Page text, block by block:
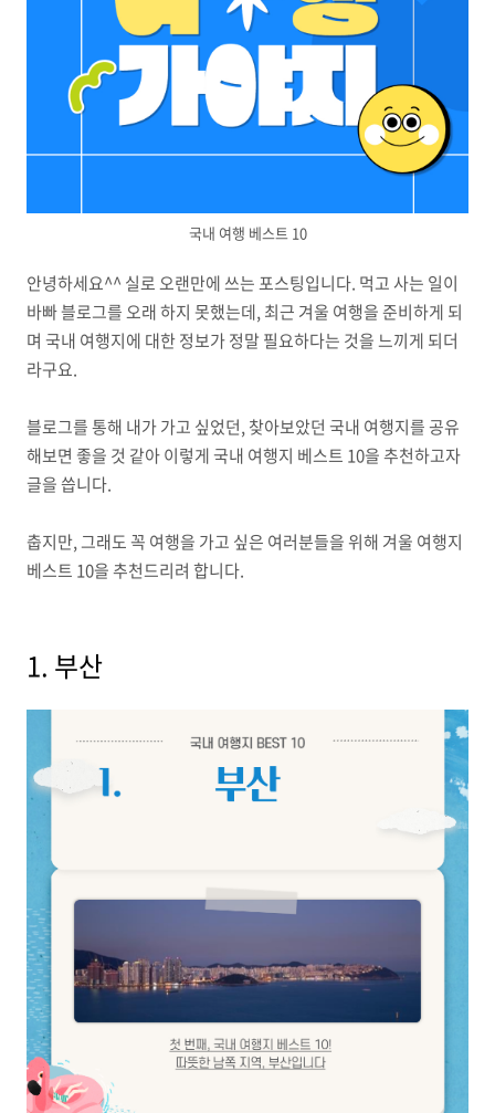
국내 여행 베스트 10
안녕하세요^^ 실로 오랜만에 쓰는 포스팅입니다. 먹고 사는 일이
바빠 블로그를 오래 하지 못했는데, 최근 겨울 여행을 준비하게 되
며 국내 여행지에 대한 정보가 정말 필요하다는 것을 느끼게 되더
라구요.
블로그를 통해 내가 가고 싶었던, 찾아보았던 국내 여행지를 공유
해보면 좋을 것 같아 이렇게 국내 여행지 베스트 10을 추천하고자
글을 씁니다.
춥지만, 그래도 꼭 여행을 가고 싶은 여러분들을 위해 겨울 여행지
베스트 10을 추천드리려 합니다.
1. 부산